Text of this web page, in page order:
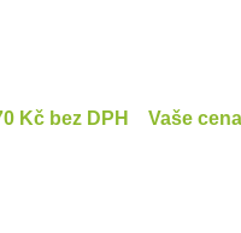
Kč bez DPH Vaše